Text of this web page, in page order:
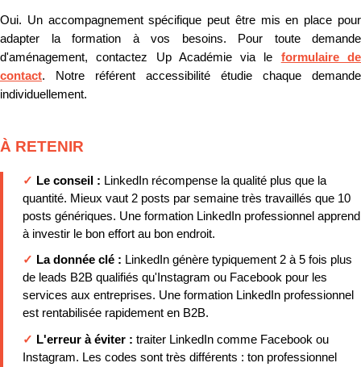
Oui. Un accompagnement spécifique peut être mis en place pour
adapter la formation à vos besoins. Pour toute demande
d'aménagement, contactez Up Académie via le formulaire de
contact. Notre référent accessibilité étudie chaque demande
individuellement.
À RETENIR
✓ Le conseil : LinkedIn récompense la qualité plus que la
quantité. Mieux vaut 2 posts par semaine très travaillés que 10
posts génériques. Une formation LinkedIn professionnel apprend
à investir le bon effort au bon endroit.
✓ La donnée clé : LinkedIn génère typiquement 2 à 5 fois plus
de leads B2B qualifiés qu'Instagram ou Facebook pour les
services aux entreprises. Une formation LinkedIn professionnel
est rentabilisée rapidement en B2B.
✓ L'erreur à éviter : traiter LinkedIn comme Facebook ou
Instagram. Les codes sont très différents : ton professionnel